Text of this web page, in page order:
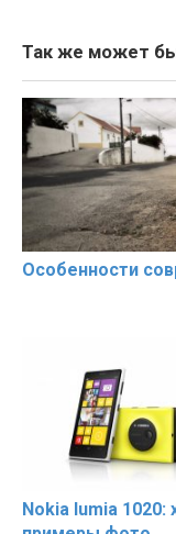
Так же может
Особенности
Nokia lumia 1020: